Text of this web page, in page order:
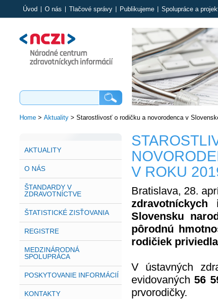
Úvod O nás Tlačové správy Publikujeme Spolupráce a
Home> Aktuality> Starostlivosť o rodičku a novorodenca v
AKTUALITY
O NÁS
ŠTANDARDY V
ZDRAVOTNÍCTVE
ŠTATISTICKÉ ZISŤOVANIA
REGISTRE
MEDZINÁRODNÁ
SPOLUPRÁCA
POSKYTOVANIE INFORMÁCIÍ
KONTAKTY
V ROKU
Bratislava, 28.
Slovensku
pôrodnú
rodičiek
V ústavných
evidovaných56
prvorodičky.